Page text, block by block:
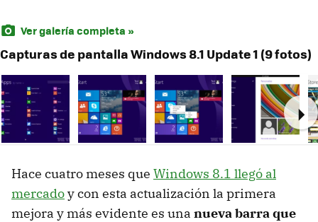
Ver galería completa »
Capturas de pantalla Windows 8.1 Update 1 (9 fotos)
Hace cuatro meses que Windows 8.1 llegó al
mercadoy con esta actualización la primera
mejora y más evidente es una nueva barra que